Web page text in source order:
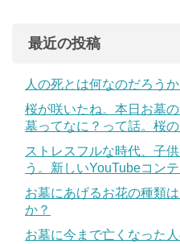
最近の投稿
人の死とは何なのだろうか
桜が咲いたね。本日お墓
墓ってなに？って話。桜
ストレスフルな時代、子
う。新しいYouTubeコン
お墓にあげるお花の種類
か？
お墓に今まで亡くなった